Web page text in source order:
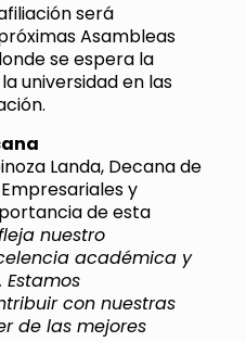
será
Asambleas
se espera la
universidad en las
Landa, Decana de
y
de esta
nuestro
académica y
con nuestras
de las mejores